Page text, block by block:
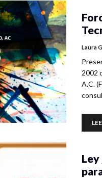
Laura
2002
A.C.